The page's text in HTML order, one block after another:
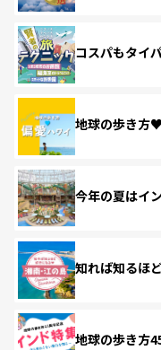
コスパもタイ
地球の歩き方
今年の夏はイ
知れば知るほ
地球の歩き方